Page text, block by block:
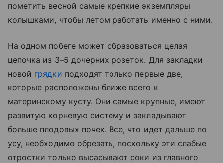
пометить весной самые крепкие экземпляры
колышками, чтобы летом работать именно с ними.
На одном побеге может образоваться целая
цепочка из 3–5 дочерних розеток. Для закладки
новой грядки подходят только первые две,
которые расположены ближе всего к
материнскому кусту. Они самые крупные, имеют
развитую корневую систему и закладывают
больше плодовых почек. Все, что идет дальше по
усу, необходимо обрезать, поскольку эти слабые
отростки только высасывают соки из главного